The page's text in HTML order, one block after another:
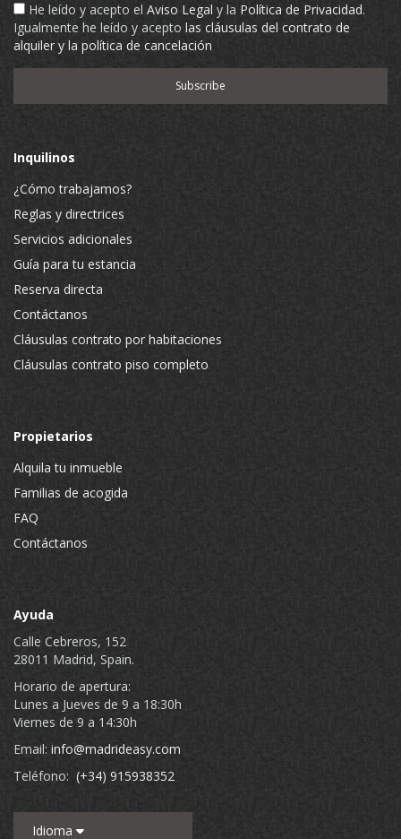
He leído y acepto el Aviso Legal y la Política de Privacidad.
Igualmente he leído y acepto las cláusulas del contrato de
alquiler y la política de cancelación
Inquilinos
¿Cómo trabajamos?
Reglas y directrices
Servicios adicionales
Guía para tu estancia
Reserva directa
Contáctanos
Cláusulas contrato por habitaciones
Cláusulas contrato piso completo
Propietarios
Alquila tu inmueble
Familias de acogida
FAQ
Contáctanos
Ayuda
Calle Cebreros, 152
28011 Madrid, Spain.
Horario de apertura:
Lunes a Jueves de 9 a 18:30h
Viernes de 9 a 14:30h
Email: info@madrideasy.com
Teléfono: (+34) 915938352
Idioma